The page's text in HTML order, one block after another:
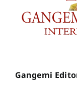
Gangemi